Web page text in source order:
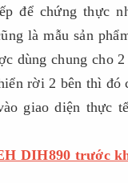
để chứng thực
là mẫu sản
dùng chung cho
rời 2 bên thì đó
giao diện thực
DIH890 trước